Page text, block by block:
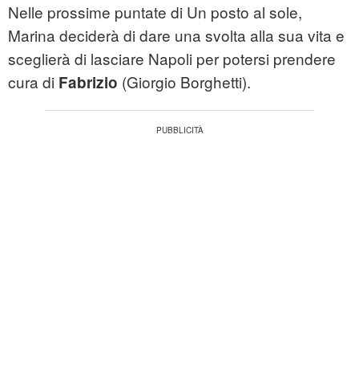
Nelle prossime puntate di Un posto al sole,
Marina deciderà di dare una svolta alla sua vita e
sceglierà di lasciare Napoli per potersi prendere
cura di Fabrizio (Giorgio Borghetti).